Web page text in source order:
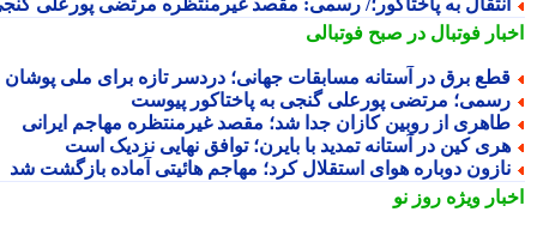
به پاختاکور؛/ رسمی: مقصد غیرمنتظره مرتضی پورعلی گنجی
فوتبال در صبح فوتبالی
برق در آستانه مسابقات جهانی؛ دردسر تازه برای ملی پوشان
مرتضی پورعلی گنجی به پاختاکور پیوست
از روبین کازان جدا شد؛ مقصد غیرمنتظره مهاجم ایرانی
کین در آستانه تمدید با بایرن؛ توافق نهایی نزدیک است
دوباره هوای استقلال کرد؛ مهاجم هائیتی آماده بازگشت شد
ویژهروز نو